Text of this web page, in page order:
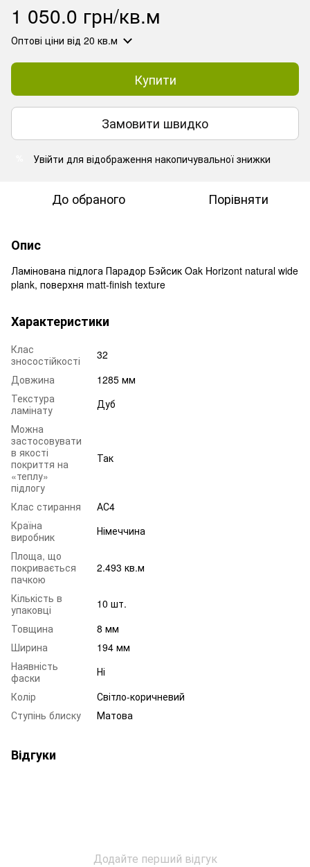
1 050.0 грн/кв.м
Оптові ціни від 20 кв.м
Купити
Замовити швидко
Увійти для відображення накопичувальної знижки
До обраного Порівняти
Опис
Ламінована підлога Парадор Бэйсик Oak Horizont natural wide
plank, поверхня matt-finish texture
Характеристики
Клас
зносостійкості
32
Довжина
1285 мм
Текстура
ламінату
Дуб
Можна
застосовувати
в якості
покриття на
«теплу»
підлогу
Так
Клас стирання
АС4
Країна
виробник
Німеччина
Площа, що
покривається
пачкою
2.493 кв.м
Кількість в
упаковці
10 шт.
Товщина
8 мм
Ширина
194 мм
Наявність
фаски
Ні
Колір
Світло-коричневий
Ступінь блиску
Матова
Відгуки
Додайте перший відгук